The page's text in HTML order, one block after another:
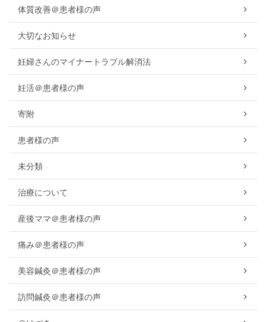
体質改善＠患者様の声
大切なお知らせ
妊婦さんのマイナートラブル解消法
妊活＠患者様の声
寄附
患者様の声
未分類
治療について
産後ママ＠患者様の声
痛み＠患者様の声
美容鍼灸＠患者様の声
訪問鍼灸＠患者様の声